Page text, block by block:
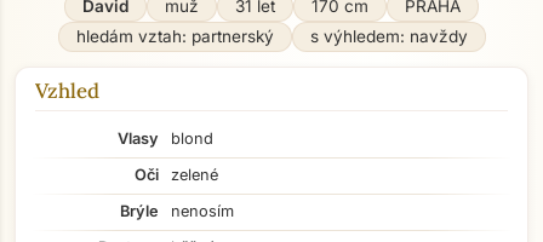
David muž 31 let 170 cm
PRAHA
hledám vztah: partnerský
s výhledem: navždy
Vzhled
Vlasy
blond
Oči
zelené
Brýle
nenosím